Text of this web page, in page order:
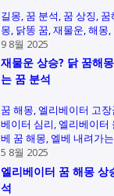
길몽 꿈 분석 꿈 상징 꿈
몽 닭똥 꿈 재물운 해몽
9 8월 2025
재물운 상승? 닭 꿈해
는 꿈 분석
꿈 해몽 엘리베이터 고장
베이터 심리 엘리베이터
베 꿈 해몽 엘베 내려가
5 8월 2025
엘리베이터 꿈 해몽 상
석